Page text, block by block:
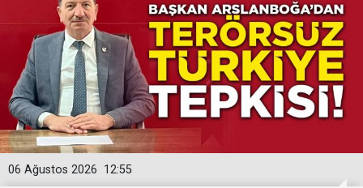
12:55
06 Ağustos 2026